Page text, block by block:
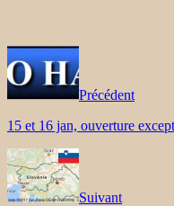
Précédent
15 et 16 jan, ouverture
Suivant